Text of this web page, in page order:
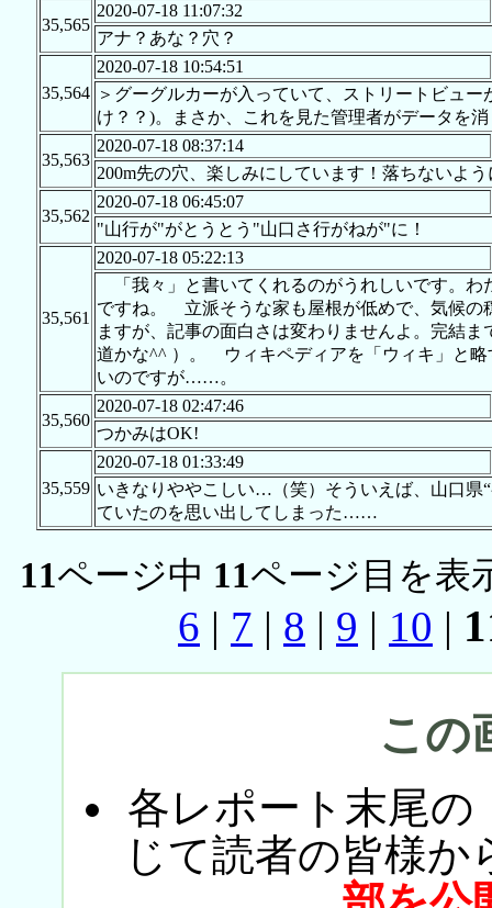
35,565
2020-07-18 11:07:32
アナ？あな？穴？
35,564
2020-07-18 10:54:51
＞グーグルカーが入っていて、ストリートビュ
け？？)。まさか、これを見た管理者がデータを
35,563
2020-07-18 08:37:14
200m先の穴、楽しみにしています！落ちないよ
35,562
2020-07-18 06:45:07
"山行が"がとうとう"山口さ行がねが"に！
35,561
2020-07-18 05:22:13
「我々」と書いてくれるのがうれしいです。
ですね。 立派そうな家も屋根が低めで、気候
ますが、記事の面白さは変わりませんよ。完結
道かな^^ ）。 ウィキペディアを「ウィキ」と略
いのですが……。
35,560
2020-07-18 02:47:46
つかみはOK!
35,559
2020-07-18 01:33:49
いきなりややこしい…（笑）そういえば、山口県
ていたのを思い出してしまった……
11ページ中 11ページ目を表
6 | 7 | 8 | 9 | 10 |
この
各レポート末尾の
じて読者の皆様か